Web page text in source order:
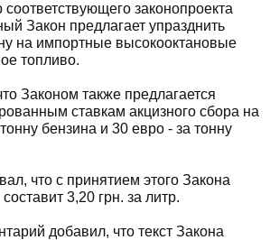
законопроекта
Закон предлагает упразднить
на импортные высокооктановые
топливо.
Законом также предлагается
ставкам акцизного сбора на
бензина и 30 евро - за тонну
что с принятием этого Закона
3,20 грн. за литр.
добавил, что текст Закона